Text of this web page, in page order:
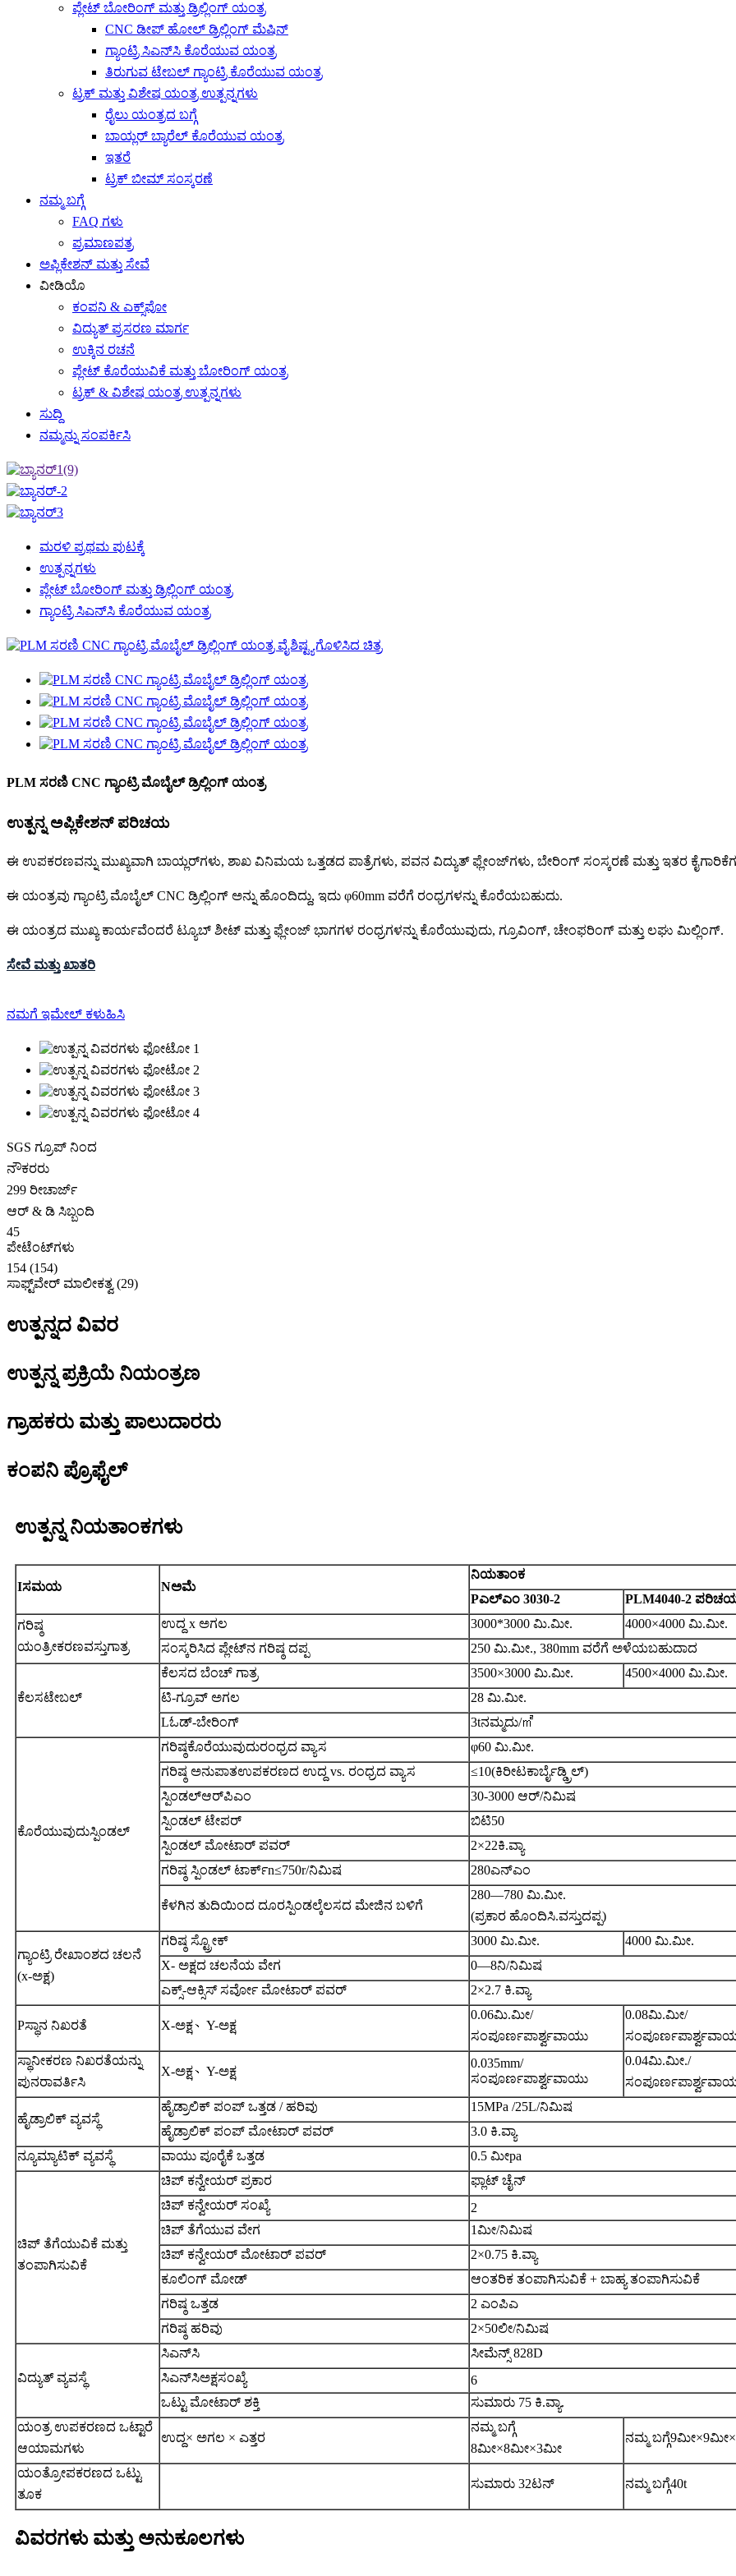
ಪ್ಲೇಟ್ ಬೋರಿಂಗ್ ಮತ್ತು ಡ್ರಿಲ್ಲಿಂಗ್ ಯಂತ್ರ
CNC ಡೀಪ್ ಹೋಲ್ ಡ್ರಿಲ್ಲಿಂಗ್ ಮೆಷಿನ್
ಗ್ಯಾಂಟ್ರಿ ಸಿಎನ್‌ಸಿ ಕೊರೆಯುವ ಯಂತ್ರ
ತಿರುಗುವ ಟೇಬಲ್ ಗ್ಯಾಂಟ್ರಿ ಕೊರೆಯುವ ಯಂತ್ರ
ಟ್ರಕ್ ಮತ್ತು ವಿಶೇಷ ಯಂತ್ರ ಉತ್ಪನ್ನಗಳು
ರೈಲು ಯಂತ್ರದ ಬಗ್ಗೆ
ಬಾಯ್ಲರ್ ಬ್ಯಾರೆಲ್ ಕೊರೆಯುವ ಯಂತ್ರ
ಇತರೆ
ಟ್ರಕ್ ಬೀಮ್ ಸಂಸ್ಕರಣೆ
ನಮ್ಮ ಬಗ್ಗೆ
FAQ ಗಳು
ಪ್ರಮಾಣಪತ್ರ
ಅಪ್ಲಿಕೇಶನ್ ಮತ್ತು ಸೇವೆ
ವೀಡಿಯೊ
ಕಂಪನಿ & ಎಕ್ಸ್‌ಪೋ
ವಿದ್ಯುತ್ ಪ್ರಸರಣ ಮಾರ್ಗ
ಉಕ್ಕಿನ ರಚನೆ
ಪ್ಲೇಟ್ ಕೊರೆಯುವಿಕೆ ಮತ್ತು ಬೋರಿಂಗ್ ಯಂತ್ರ
ಟ್ರಕ್ & ವಿಶೇಷ ಯಂತ್ರ ಉತ್ಪನ್ನಗಳು
ಸುದ್ದಿ
ನಮ್ಮನ್ನು ಸಂಪರ್ಕಿಸಿ
ಮರಳಿ ಪ್ರಥಮ ಪುಟಕ್ಕೆ
ಉತ್ಪನ್ನಗಳು
ಪ್ಲೇಟ್ ಬೋರಿಂಗ್ ಮತ್ತು ಡ್ರಿಲ್ಲಿಂಗ್ ಯಂತ್ರ
ಗ್ಯಾಂಟ್ರಿ ಸಿಎನ್‌ಸಿ ಕೊರೆಯುವ ಯಂತ್ರ
PLM ಸರಣಿ CNC ಗ್ಯಾಂಟ್ರಿ ಮೊಬೈಲ್ ಡ್ರಿಲ್ಲಿಂಗ್ ಯಂತ್ರ
ಉತ್ಪನ್ನ ಅಪ್ಲಿಕೇಶನ್ ಪರಿಚಯ
ಈ ಉಪಕರಣವನ್ನು ಮುಖ್ಯವಾಗಿ ಬಾಯ್ಲರ್‌ಗಳು, ಶಾಖ ವಿನಿಮಯ ಒತ್ತಡದ ಪಾತ್ರೆಗಳು, ಪವನ ವಿದ್ಯುತ್ ಫ್ಲೇಂಜ್‌ಗಳು, ಬೇರಿಂಗ್ ಸಂಸ್ಕರಣೆ ಮತ್ತು ಇತರ
ಈ ಯಂತ್ರವು ಗ್ಯಾಂಟ್ರಿ ಮೊಬೈಲ್ CNC ಡ್ರಿಲ್ಲಿಂಗ್ ಅನ್ನು ಹೊಂದಿದ್ದು, ಇದು φ60mm ವರೆಗೆ ರಂಧ್ರಗಳನ್ನು ಕೊರೆಯಬಹುದು.
ಈ ಯಂತ್ರದ ಮುಖ್ಯ ಕಾರ್ಯವೆಂದರೆ ಟ್ಯೂಬ್ ಶೀಟ್ ಮತ್ತು ಫ್ಲೇಂಜ್ ಭಾಗಗಳ ರಂಧ್ರಗಳನ್ನು ಕೊರೆಯುವುದು, ಗ್ರೂವಿಂಗ್, ಚೇಂಫರಿಂಗ್ ಮತ್ತು ಲಘು ಮಿಲ್ಲಿಂಗ್.
ಸೇವೆ ಮತ್ತು ಖಾತರಿ
ನಮಗೆ ಇಮೇಲ್ ಕಳುಹಿಸಿ
SGS ಗ್ರೂಪ್ ನಿಂದ
ನೌಕರರು
299 ರೀಚಾರ್ಜ್
ಆರ್ & ಡಿ ಸಿಬ್ಬಂದಿ
45
ಪೇಟೆಂಟ್‌ಗಳು
154 (154)
ಸಾಫ್ಟ್‌ವೇರ್ ಮಾಲೀಕತ್ವ (29)
ಉತ್ಪನ್ನದ ವಿವರ
ಉತ್ಪನ್ನ ಪ್ರಕ್ರಿಯೆ ನಿಯಂತ್ರಣ
ಗ್ರಾಹಕರು ಮತ್ತು ಪಾಲುದಾರರು
ಕಂಪನಿ ಪ್ರೊಫೈಲ್
ಉತ್ಪನ್ನ ನಿಯತಾಂಕಗಳು
Iಸಮಯ Nಅಮೆ
ನಿಯತಾಂಕ
Pಎಲ್‌ಎಂ 3030-2 PLM4040-2
ಗರಿಷ್ಠ
ಯಂತ್ರೀಕರಣವಸ್ತುಗಾತ್ರ
ಉದ್ದ x ಅಗಲ 3000*3000 ಮಿ.ಮೀ. 4000×4000 ಮಿ.ಮೀ.
ಸಂಸ್ಕರಿಸಿದ ಪ್ಲೇಟ್‌ನ ಗರಿಷ್ಠ ದಪ್ಪ
250 ಮಿ.ಮೀ., 380mm ವರೆಗೆ ಅಳೆಯಬಹುದಾದ
ಕೆಲಸಟೇಬಲ್
ಕೆಲಸದ ಬೆಂಚ್ ಗಾತ್ರ 3500×3000 ಮಿ.ಮೀ. 4500×4000 ಮಿ.ಮೀ.
ಟಿ-ಗ್ರೂವ್ ಅಗಲ
28 ಮಿ.ಮೀ.
Lಓಡ್-ಬೇರಿಂಗ್ 3tನಮ್ಮದು/㎡
ಕೊರೆಯುವುದುಸ್ಪಿಂಡಲ್
ಗರಿಷ್ಠಕೊರೆಯುವುದುರಂಧ್ರದ ವ್ಯಾಸ
φ60 ಮಿ.ಮೀ.
ಗರಿಷ್ಠ ಅನುಪಾತಉಪಕರಣದ ಉದ್ದ vs. ರಂಧ್ರದ ವ್ಯಾಸ ≤10(ಕಿರೀಟಕಾರ್ಬೈಡ್ ಡ್ರಿಲ್)
ಸ್ಪಿಂಡಲ್ಆರ್‌ಪಿಎಂ
30-3000 ಆರ್/ನಿಮಿಷ
ಸ್ಪಿಂಡಲ್ ಟೇಪರ್
ಬಿಟಿ50
ಸ್ಪಿಂಡಲ್ ಮೋಟಾರ್ ಪವರ್
2×22ಕಿ.ವ್ಯಾ
ಗರಿಷ್ಠ ಸ್ಪಿಂಡಲ್ ಟಾರ್ಕ್n≤750r/ನಿಮಿಷ 280ಎನ್ಎಂ
ಕೆಳಗಿನ ತುದಿಯಿಂದ ದೂರಸ್ಪಿಂಡಲ್ಕೆಲಸದ ಮೇಜಿನ ಬಳಿಗೆ
280—780 ಮಿ.ಮೀ.
(ಪ್ರಕಾರ ಹೊಂದಿಸಿ.ವಸ್ತುದಪ್ಪ)
ಗ್ಯಾಂಟ್ರಿ ರೇಖಾಂಶದ ಚಲನೆ
(x-ಅಕ್ಷ)
ಗರಿಷ್ಠ ಸ್ಟ್ರೋಕ್ 3000 ಮಿ.ಮೀ. 4000 ಮಿ.ಮೀ.
X- ಅಕ್ಷದ ಚಲನೆಯ ವೇಗ
0—8ನಿ/ನಿಮಿಷ
ಎಕ್ಸ್-ಆಕ್ಸಿಸ್ ಸರ್ವೋ ಮೋಟಾರ್ ಪವರ್
2×2.7 ಕಿ.ವ್ಯಾ
Pಸ್ಥಾನ ನಿಖರತೆ X-ಅಕ್ಷ、 Y-ಅಕ್ಷ
0.06ಮಿ.ಮೀ/
ಸಂಪೂರ್ಣಪಾರ್ಶ್ವವಾಯು
0.08ಮಿ.ಮೀ/
ಸಂಪೂರ್ಣ
ಸ್ಥಾನೀಕರಣ ನಿಖರತೆಯನ್ನು
ಪುನರಾವರ್ತಿಸಿ
X-ಅಕ್ಷ、 Y-ಅಕ್ಷ
0.035mm/
ಸಂಪೂರ್ಣಪಾರ್ಶ್ವವಾಯು
0.04ಮಿ.ಮೀ./
ಸಂಪೂರ್ಣ
ಹೈಡ್ರಾಲಿಕ್ ವ್ಯವಸ್ಥೆ
ಹೈಡ್ರಾಲಿಕ್ ಪಂಪ್ ಒತ್ತಡ / ಹರಿವು
15MPa /25L/ನಿಮಿಷ
ಹೈಡ್ರಾಲಿಕ್ ಪಂಪ್ ಮೋಟಾರ್ ಪವರ್
3.0 ಕಿ.ವ್ಯಾ
ನ್ಯೂಮ್ಯಾಟಿಕ್ ವ್ಯವಸ್ಥೆ
ವಾಯು ಪೂರೈಕೆ ಒತ್ತಡ 0.5 ಮೀpa
ಚಿಪ್ ತೆಗೆಯುವಿಕೆ ಮತ್ತು
ತಂಪಾಗಿಸುವಿಕೆ
ಚಿಪ್ ಕನ್ವೇಯರ್ ಪ್ರಕಾರ
ಫ್ಲಾಟ್ ಚೈನ್
ಚಿಪ್ ಕನ್ವೇಯರ್ ಸಂಖ್ಯೆ
2
ಚಿಪ್ ತೆಗೆಯುವ ವೇಗ
1ಮೀ/ನಿಮಿಷ
ಚಿಪ್ ಕನ್ವೇಯರ್ ಮೋಟಾರ್ ಪವರ್
2×0.75 ಕಿ.ವ್ಯಾ
ಕೂಲಿಂಗ್ ಮೋಡ್
ಆಂತರಿಕ ತಂಪಾಗಿಸುವಿಕೆ + ಬಾಹ್ಯ ತಂಪಾಗಿಸುವಿಕೆ
ಗರಿಷ್ಠ ಒತ್ತಡ
2 ಎಂಪಿಎ
ಗರಿಷ್ಠ ಹರಿವು
2×50ಲೀ/ನಿಮಿಷ
ವಿದ್ಯುತ್ ವ್ಯವಸ್ಥೆ
ಸಿಎನ್‌ಸಿ
ಸೀಮೆನ್ಸ್ 828D
ಸಿಎನ್‌ಸಿಅಕ್ಷಸಂಖ್ಯೆ
6
ಒಟ್ಟು ಮೋಟಾರ್ ಶಕ್ತಿ
ಸುಮಾರು 75 ಕಿ.ವ್ಯಾ.
ಯಂತ್ರ ಉಪಕರಣದ ಒಟ್ಟಾರೆ
ಆಯಾಮಗಳು
ಉದ್ದ× ಅಗಲ × ಎತ್ತರ
ನಮ್ಮ ಬಗ್ಗೆ
8ಮೀ×8ಮೀ×3ಮೀ
ನಮ್ಮ ಬಗ್ಗೆ9ಮೀ×9
ಯಂತ್ರೋಪಕರಣದ ಒಟ್ಟು
ತೂಕ
ಸುಮಾರು 32ಟನ್ ನಮ್ಮ ಬಗ್ಗೆ40t
ವಿವರಗಳು ಮತ್ತು ಅನುಕೂಲಗಳು